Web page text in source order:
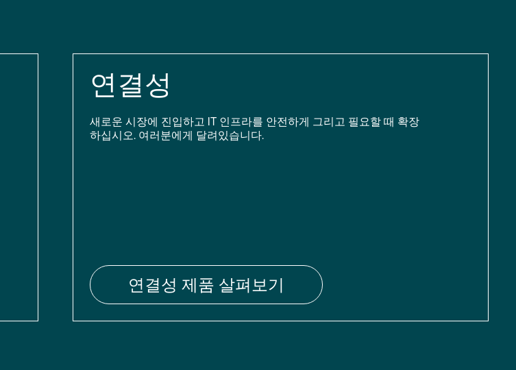
연결성
새로운 시장에 진입하고 IT 인프라를 안전하게 그리고 필요할 때 확장
하십시오. 여러분에게 달려있습니다.
연결성 제품 살펴보기